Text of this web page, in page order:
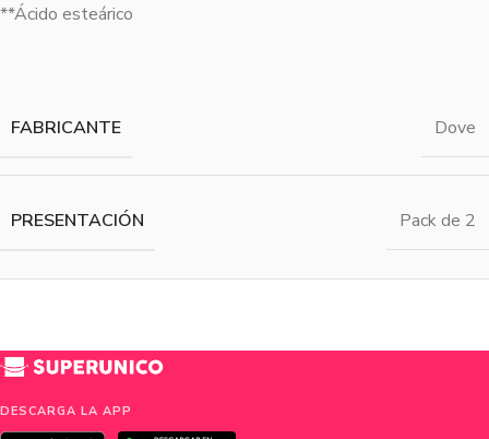
**Ácido esteárico
FABRICANTE Dove
PRESENTACIÓN Pack de 2
DESCARGA LA APP